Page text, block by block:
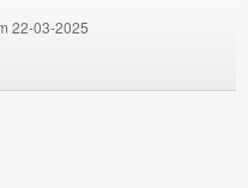
22-03-2025